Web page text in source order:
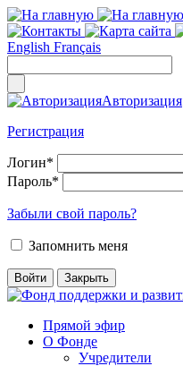
English Français
Авторизация
Регистрация
Логин*
Пароль*
Забыли свой пароль?
Запомнить меня
Прямой эфир
О Фонде
Учредители